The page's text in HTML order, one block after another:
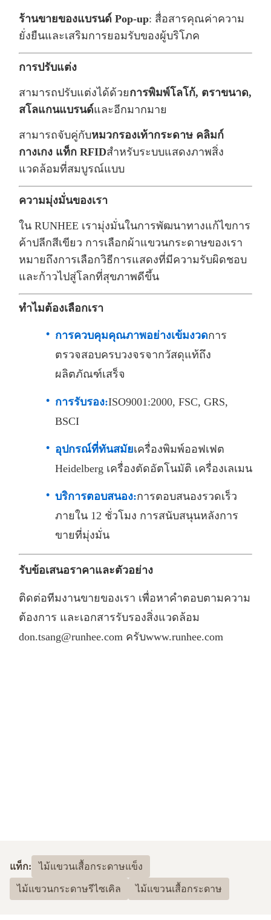
ร้านขายของแบรนด์ Pop-up: สื่อสารคุณค่าความ
ยั่งยืนและเสริมการยอมรับของผู้บริโภค
การปรับแต่ง
สามารถปรับแต่งได้ด้วยการพิมพ์โลโก้, ตราขนาด,
สโลแกนแบรนด์และอีกมากมาย
สามารถจับคู่กับหมวกรองเท้ากระดาษ คลิมก์
กางเกง แท็ก RFIDสําหรับระบบแสดงภาพสิ่ง
แวดล้อมที่สมบูรณ์แบบ
ความมุ่งมั่นของเรา
ใน RUNHEE เรามุ่งมั่นในการพัฒนาทางแก้ไขการ
ค้าปลีกสีเขียว การเลือกผ้าแขวนกระดาษของเรา
หมายถึงการเลือกวิธีการแสดงที่มีความรับผิดชอบ
และก้าวไปสู่โลกที่สุขภาพดีขึ้น
ทําไมต้องเลือกเรา
การควบคุมคุณภาพอย่างเข้มงวดการ
ตรวจสอบครบวงจรจากวัสดุแท้ถึง
ผลิตภัณฑ์เสร็จ
การรับรอง:ISO9001:2000, FSC, GRS,
BSCI
อุปกรณ์ที่ทันสมัยเครื่องพิมพ์ออฟเฟต
Heidelberg เครื่องตัดอัตโนมัติ เครื่องเลเมน
บริการตอบสนอง:การตอบสนองรวดเร็ว
ภายใน 12 ชั่วโมง การสนับสนุนหลังการ
ขายที่มุ่งมั่น
รับข้อเสนอราคาและตัวอย่าง
ติดต่อทีมงานขายของเรา เพื่อหาคําตอบตามความ
ต้องการ และเอกสารรับรองสิ่งแวดล้อม
don.tsang@runhee.com ครับwww.runhee.com
แท็ก: ไม้แขวนเสื้อกระดาษแข็ง
ไม้แขวนกระดาษรีไซเคิล ไม้แขวนเสื้อกระดาษ